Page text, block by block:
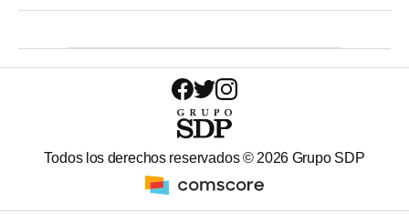
Todos los derechos reservados © 2026 Grupo SDP